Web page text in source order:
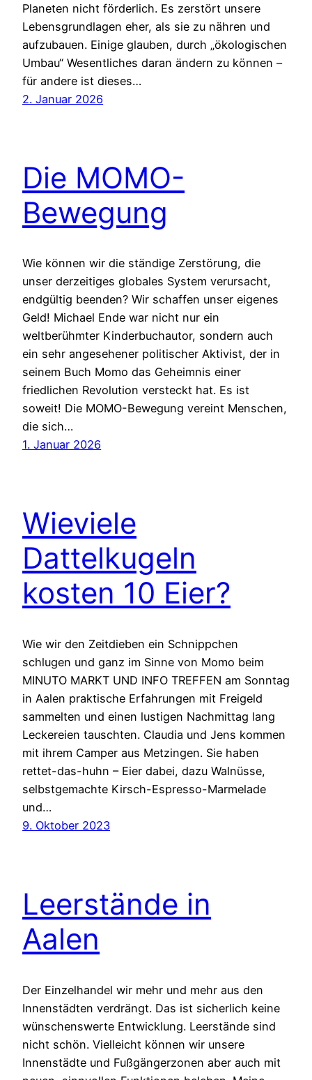
Planeten nicht förderlich. Es zerstört unsere
Lebensgrundlagen eher, als sie zu nähren und
aufzubauen. Einige glauben, durch „ökologischen
Umbau“ Wesentliches daran ändern zu können –
für andere ist dieses…
2. Januar 2026
Die MOMO-
Bewegung
Wie können wir die ständige Zerstörung, die
unser derzeitiges globales System verursacht,
endgültig beenden? Wir schaffen unser eigenes
Geld! Michael Ende war nicht nur ein
weltberühmter Kinderbuchautor, sondern auch
ein sehr angesehener politischer Aktivist, der in
seinem Buch Momo das Geheimnis einer
friedlichen Revolution versteckt hat. Es ist
soweit! Die MOMO-Bewegung vereint Menschen,
die sich…
1. Januar 2026
Wieviele
Dattelkugeln
kosten 10 Eier?
Wie wir den Zeitdieben ein Schnippchen
schlugen und ganz im Sinne von Momo beim
MINUTO MARKT UND INFO TREFFEN am Sonntag
in Aalen praktische Erfahrungen mit Freigeld
sammelten und einen lustigen Nachmittag lang
Leckereien tauschten. Claudia und Jens kommen
mit ihrem Camper aus Metzingen. Sie haben
rettet-das-huhn – Eier dabei, dazu Walnüsse,
selbstgemachte Kirsch-Espresso-Marmelade
und…
9. Oktober 2023
Leerstände in
Aalen
Der Einzelhandel wir mehr und mehr aus den
Innenstädten verdrängt. Das ist sicherlich keine
wünschenswerte Entwicklung. Leerstände sind
nicht schön. Vielleicht können wir unsere
Innenstädte und Fußgängerzonen aber auch mit